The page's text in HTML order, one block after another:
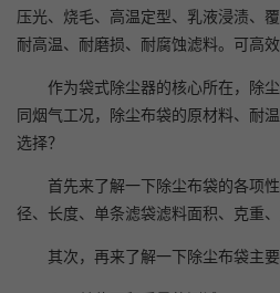
压光、烧毛、高温定型、乳液浸渍、
耐高温、耐磨损、耐腐蚀滤料。可高效
作为袋式除尘器的核心所在，除
同烟气工况，除尘布袋的原材料、耐
选择？
首先来了解一下除尘布袋的各项
径、长度、单条滤袋滤料面积、克重
其次，再来了解一下除尘布袋主要